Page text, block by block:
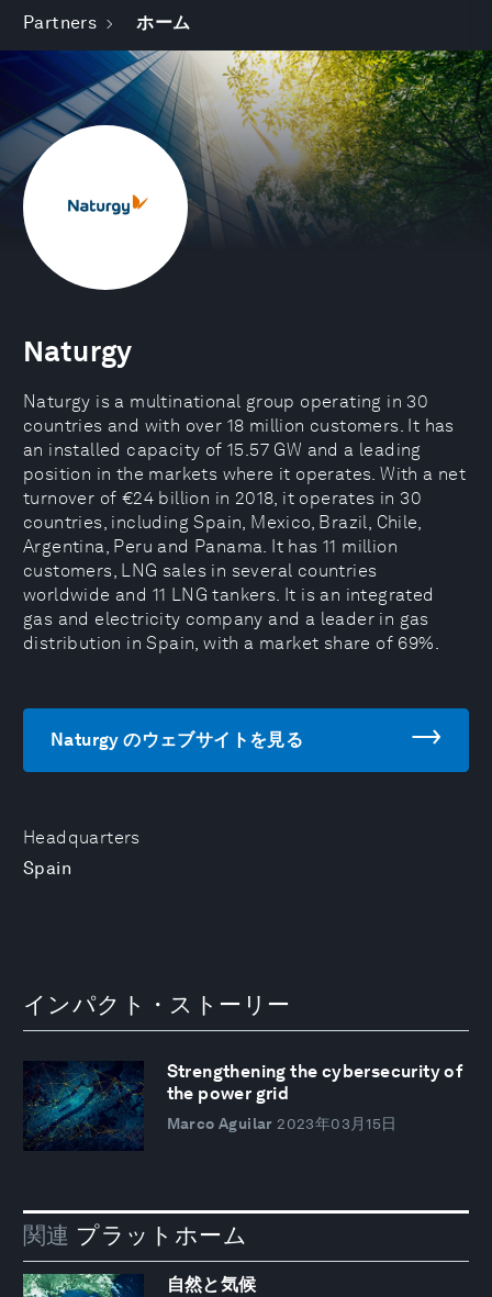
Partners ホーム
Headquarters
Spain
Naturgy
Naturgy is a multinational group operating in 30
countries and with over 18 million customers. It has
an installed capacity of 15.57 GW and a leading
position in the markets where it operates. With a net
turnover of €24 billion in 2018, it operates in 30
countries, including Spain, Mexico, Brazil, Chile,
Argentina, Peru and Panama. It has 11 million
customers, LNG sales in several countries
worldwide and 11 LNG tankers. It is an integrated
gas and electricity company and a leader in gas
distribution in Spain, with a market share of 69%.
Naturgy のウェブサイトを見る
インパクト・ストーリー
Strengthening the cybersecurity of
the power grid
Marco Aguilar 2023年03月15日
関連 プラットホーム
自然と気候